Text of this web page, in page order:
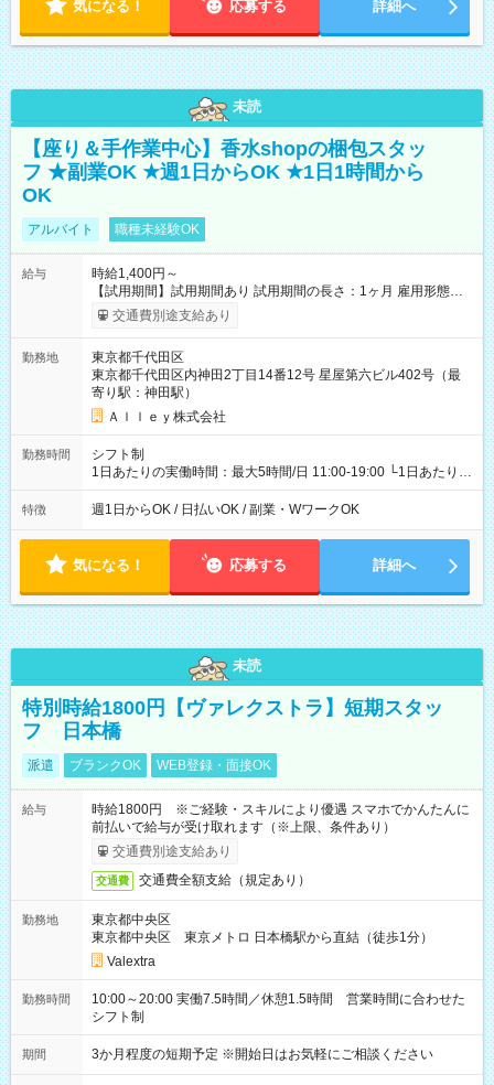
気になる！ 応募する 詳細へ
未読
【座り＆手作業中心】香水shopの梱包スタッ
フ ★副業OK ★週1日からOK ★1日1時間から
OK
アルバイト 職種未経験OK
給与
時給1,400円～
【試用期間】試用期間あり 試用期間の長さ：1ヶ月 雇用形態、
給与は本採用時と同じです。
交通費別途支給あり
勤務地
東京都千代田区
東京都千代田区内神田2丁目14番12号 星屋第六ビル402号（最
寄り駅：神田駅）
Ａｌｌｅｙ株式会社
勤務時間
シフト制
1日あたりの実働時間：最大5時間/日 11:00-19:00 └1日あたりの
実働時間：1-5時間 └上記の時間帯内であれば、いつでも勤務可
能！ └平日・土曜日の中で、お好きな曜日でご勤務いただけま
18:00 などのように、自由な働き方が可能なお仕事です！
特徴 週1日からOK / 日払いOK / 副業・WワークOK
気になる！ 応募する 詳細へ
未読
特別時給1800円【ヴァレクストラ】短期スタッ
フ 日本橋
派遣 ブランクOK WEB登録・面接OK
給与
時給1800円 ※ご経験・スキルにより優遇 スマホでかんたんに
前払いで給与が受け取れます（※上限、条件あり）
交通費別途支給あり
交通費 交通費全額支給（規定あり）
勤務地
東京都中央区
東京都中央区 東京メトロ 日本橋駅から直結（徒歩1分）
Valextra
勤務時間
10:00～20:00 実働7.5時間／休憩1.5時間 営業時間に合わせた
シフト制
期間 3か月程度の短期予定 ※開始日はお気軽にご相談ください